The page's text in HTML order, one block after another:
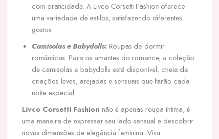
com praticidade. A Livco Corsetti Fashion oferece
uma variedade de estilos, satisfazendo diferentes
gostos.
Camisolas e Babydolls: Roupas de dormir
românticas. Para os amantes do romance, a coleção
de camisolas e babydolls está disponível. cheia de
criações leves, arejadas e sensuais que farão cada
noite especial.
Livco Corsetti Fashion não é apenas roupa íntima, é
uma maneira de expressar seu lado sensual e descobrir
novas dimensões de elegância feminina. Viva